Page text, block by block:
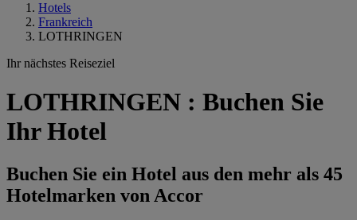
Hotels
Frankreich
LOTHRINGEN
Ihr nächstes Reiseziel
LOTHRINGEN : Buchen Sie
Ihr Hotel
Buchen Sie ein Hotel aus den mehr als 45
Hotelmarken von Accor